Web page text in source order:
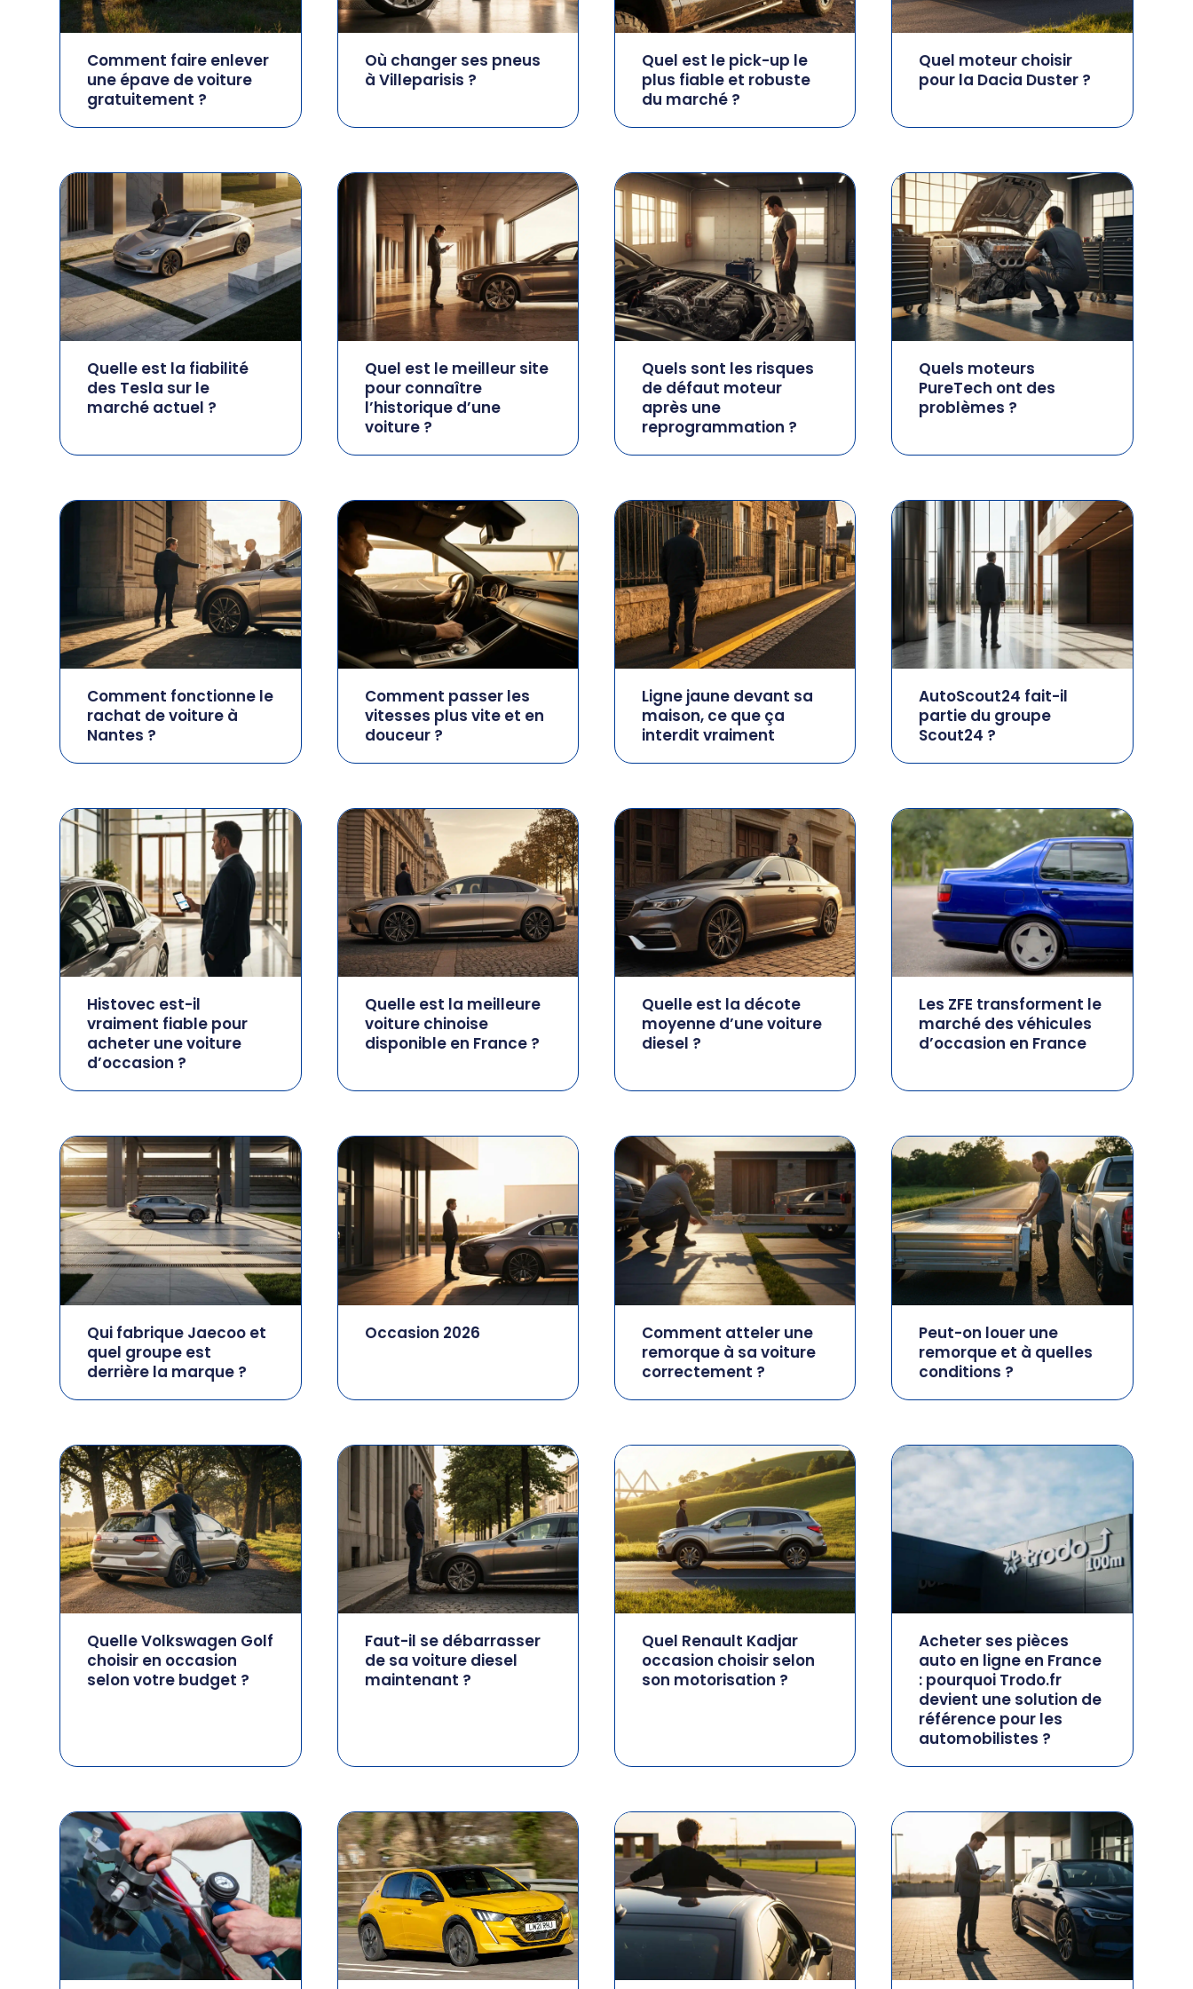
Comment faire enlever
une épave de voiture
gratuitement ?
Où changer ses pneus
à Villeparisis ?
Quel est le pick-up le
plus fiable et robuste
du marché ?
Quel moteur choisir
pour la Dacia Duster ?
Quelle est la fiabilité
des Tesla sur le
marché actuel ?
Quel est le meilleur site
pour connaître
l’historique d’une
voiture ?
Quels sont les risques
de défaut moteur
après une
reprogrammation ?
Quels moteurs
PureTech ont des
problèmes ?
Comment fonctionne le
rachat de voiture à
Nantes ?
Comment passer les
vitesses plus vite et en
douceur ?
Ligne jaune devant sa
maison, ce que ça
interdit vraiment
AutoScout24 fait-il
partie du groupe
Scout24 ?
Histovec est-il
vraiment fiable pour
acheter une voiture
d’occasion ?
Quelle est la meilleure
voiture chinoise
disponible en France ?
Quelle est la décote
moyenne d’une voiture
diesel ?
Les ZFE transforment le
marché des véhicules
d’occasion en France
Qui fabrique Jaecoo et
quel groupe est
derrière la marque ?
Occasion 2026
Comment atteler une
remorque à sa voiture
correctement ?
Peut-on louer une
remorque et à quelles
conditions ?
Quelle Volkswagen Golf
choisir en occasion
selon votre budget ?
Faut-il se débarrasser
de sa voiture diesel
maintenant ?
Quel Renault Kadjar
occasion choisir selon
son motorisation ?
Acheter ses pièces
auto en ligne en France
: pourquoi Trodo.fr
devient une solution de
référence pour les
automobilistes ?